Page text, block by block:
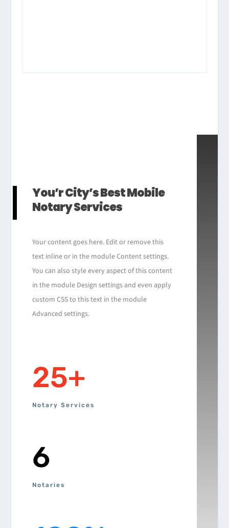
You’r City’s Best Mobile
Notary Services
Your content goes here. Edit or remove this
text inline or in the module Content settings.
You can also style every aspect of this content
in the module Design settings and even apply
custom CSS to this text in the module
Advanced settings.
25+
Notary Services
6
Notaries